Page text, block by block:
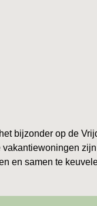
bijzonder op de
en samen te